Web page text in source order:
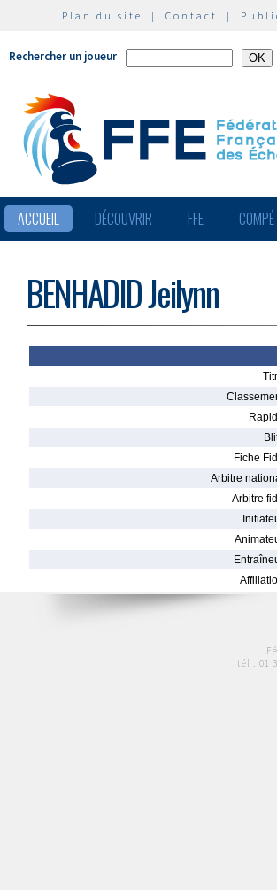
Plan du site | Contact |
Rechercher un joueur
ACCUEIL DÉCOUVRIR FFE
BENHADID Jeilynn
Fiche
Arbitre
Arbitre
tél : 01